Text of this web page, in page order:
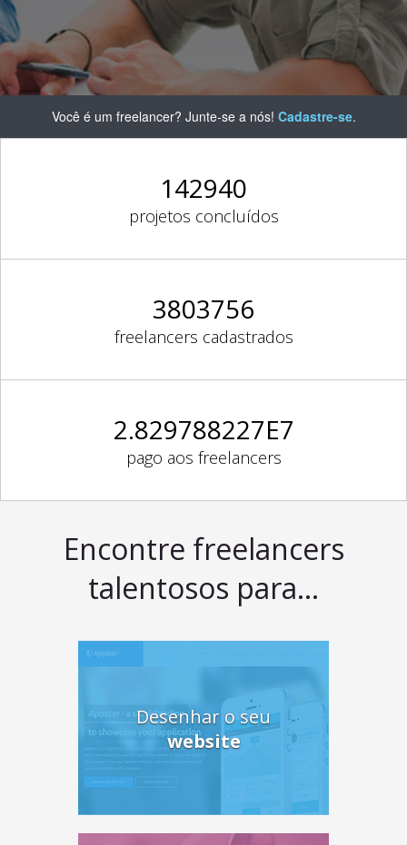
Você é um freelancer? Junte-se a nós! Cadastre-se.
142940
projetos concluídos
3803756
freelancers cadastrados
2.829788227E7
pago aos freelancers
Encontre freelancers
talentosos para...
Desenhar o seu
website